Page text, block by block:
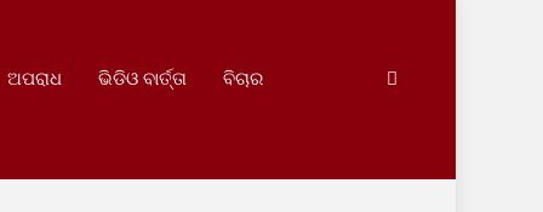
ଅପରାଧ ଭିଡିଓ ବାର୍ତ୍ତା ବିଚାର